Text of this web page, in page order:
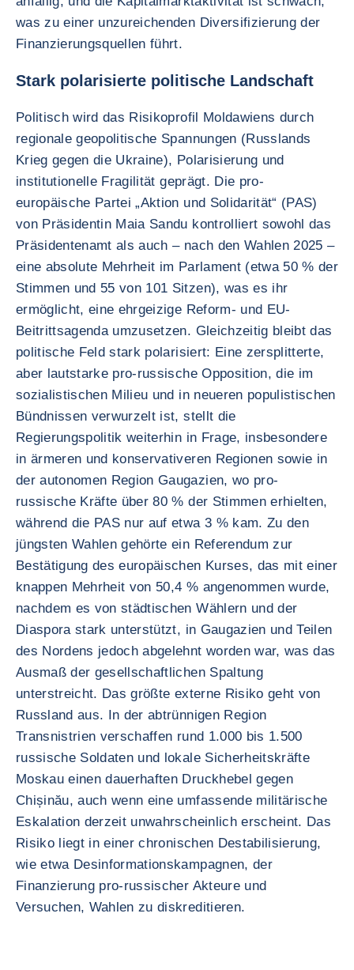
was zu einer unzureichenden Diversifizierung der
Finanzierungsquellen führt.
Stark polarisierte politische Landschaft
Politisch wird das Risikoprofil Moldawiens durch
regionale geopolitische Spannungen (Russlands
Krieg gegen die Ukraine), Polarisierung und
institutionelle Fragilität geprägt. Die pro-
europäische Partei „Aktion und Solidarität“ (PAS)
von Präsidentin Maia Sandu kontrolliert sowohl das
Präsidentenamt als auch – nach den Wahlen 2025 –
eine absolute Mehrheit im Parlament (etwa 50 % der
Stimmen und 55 von 101 Sitzen), was es ihr
ermöglicht, eine ehrgeizige Reform- und EU-
Beitrittsagenda umzusetzen. Gleichzeitig bleibt das
politische Feld stark polarisiert: Eine zersplitterte,
aber lautstarke pro-russische Opposition, die im
sozialistischen Milieu und in neueren populistischen
Bündnissen verwurzelt ist, stellt die
Regierungspolitik weiterhin in Frage, insbesondere
in ärmeren und konservativeren Regionen sowie in
der autonomen Region Gaugazien, wo pro-
russische Kräfte über 80 % der Stimmen erhielten,
während die PAS nur auf etwa 3 % kam. Zu den
jüngsten Wahlen gehörte ein Referendum zur
Bestätigung des europäischen Kurses, das mit einer
knappen Mehrheit von 50,4 % angenommen wurde,
nachdem es von städtischen Wählern und der
Diaspora stark unterstützt, in Gaugazien und Teilen
des Nordens jedoch abgelehnt worden war, was das
Ausmaß der gesellschaftlichen Spaltung
unterstreicht. Das größte externe Risiko geht von
Russland aus. In der abtrünnigen Region
Transnistrien verschaffen rund 1.000 bis 1.500
russische Soldaten und lokale Sicherheitskräfte
Moskau einen dauerhaften Druckhebel gegen
Chișinău, auch wenn eine umfassende militärische
Eskalation derzeit unwahrscheinlich erscheint. Das
Risiko liegt in einer chronischen Destabilisierung,
wie etwa Desinformationskampagnen, der
Finanzierung pro-russischer Akteure und
Versuchen, Wahlen zu diskreditieren.